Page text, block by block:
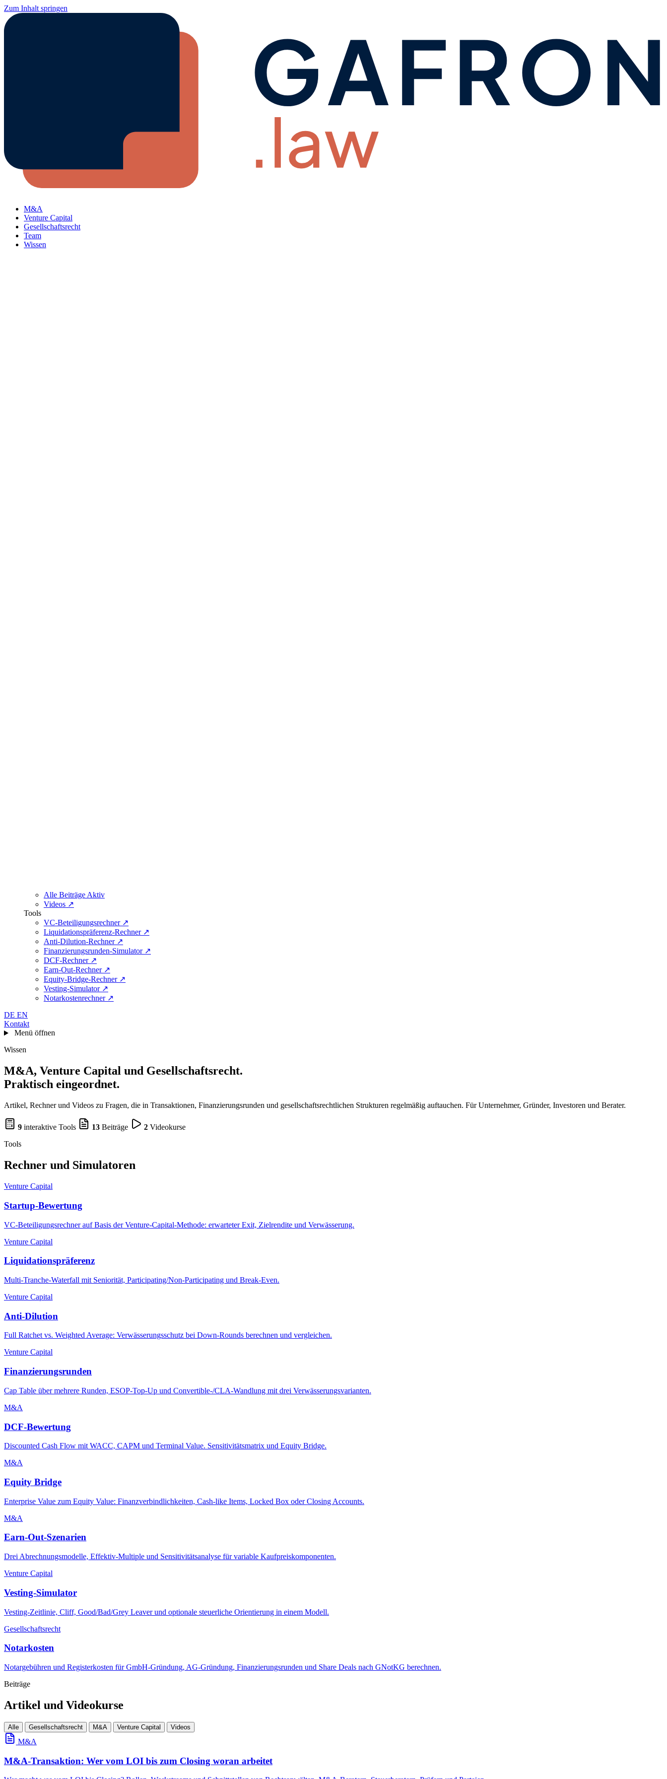
Zum Inhalt springen
M&A
Venture Capital
Gesellschaftsrecht
Team
Wissen
Alle BeiträgeAktiv
Videos ↗
Tools
VC-Beteiligungsrechner ↗
Liquidationspräferenz-Rechner ↗
Anti-Dilution-Rechner ↗
Finanzierungsrunden-Simulator ↗
DCF-Rechner ↗
Earn-Out-Rechner ↗
Equity-Bridge-Rechner ↗
Vesting-Simulator ↗
Notarkostenrechner ↗
DE EN
Kontakt
Menü öffnen
Wissen
M&A, Venture Capital und Gesellschaftsrecht.
Praktisch eingeordnet.
Artikel, Rechner und Videos zu Fragen, die in Transaktionen, Finanzierungsrunden und gesellschaftsrechtlichen Strukturen regelmäßig auftauchen. Für Unternehmer, Gründer, Investoren und Berater.
9 interaktive Tools 13 Beiträge 2 Videokurse
Tools
Rechner und Simulatoren
Venture Capital
Startup-Bewertung
VC-Beteiligungsrechner auf Basis der Venture-Capital-Methode: erwarteter Exit, Zielrendite und Verwässerung.
Venture Capital
Liquidationspräferenz
Multi-Tranche-Waterfall mit Seniorität, Participating/Non-Participating und Break-Even.
Venture Capital
Anti-Dilution
Full Ratchet vs. Weighted Average: Verwässerungsschutz bei Down-Rounds berechnen und vergleichen.
Venture Capital
Finanzierungsrunden
Cap Table über mehrere Runden, ESOP-Top-Up und Convertible-/CLA-Wandlung mit drei Verwässerungsvarianten.
M&A
DCF-Bewertung
Discounted Cash Flow mit WACC, CAPM und Terminal Value. Sensitivitätsmatrix und Equity Bridge.
M&A
Equity Bridge
Enterprise Value zum Equity Value: Finanzverbindlichkeiten, Cash-like Items, Locked Box oder Closing Accounts.
M&A
Earn-Out-Szenarien
Drei Abrechnungsmodelle, Effektiv-Multiple und Sensitivitätsanalyse für variable Kaufpreiskomponenten.
Venture Capital
Vesting-Simulator
Vesting-Zeitlinie, Cliff, Good/Bad/Grey Leaver und optionale steuerliche Orientierung in einem Modell.
Gesellschaftsrecht
Notarkosten
Notargebühren und Registerkosten für GmbH-Gründung, AG-Gründung, Finanzierungsrunden und Share Deals nach GNotKG berechnen.
Beiträge
Artikel und Videokurse
Alle Gesellschaftsrecht M&A Venture Capital Videos
M&A
M&A-Transaktion: Wer vom LOI bis zum Closing woran arbeitet